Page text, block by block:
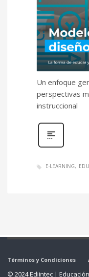
Un enfoque
perspectivas
instruccional
E-LEARNING
Términos y Condiciones
© 2024 Ediintec |